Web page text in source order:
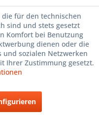
die für den technischen
sind und stets gesetzt
Komfort bei Benutzung
dienen oder die
sozialen Netzwerken
Ihrer Zustimmung gesetzt.